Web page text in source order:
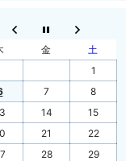
金
土
1
7
8
14
15
21
22
28
29